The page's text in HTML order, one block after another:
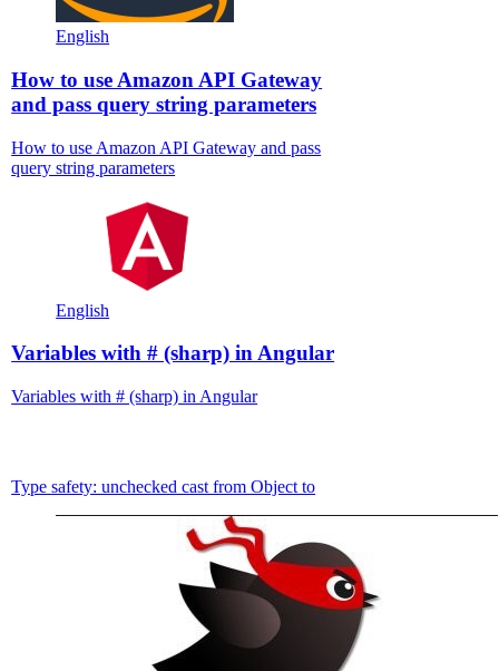
English
How to use Amazon API Gateway
and pass query string parameters
How to use Amazon API Gateway and pass
query string parameters
English
Variables with # (sharp) in Angular
Variables with # (sharp) in Angular
Type safety: unchecked cast from Object to